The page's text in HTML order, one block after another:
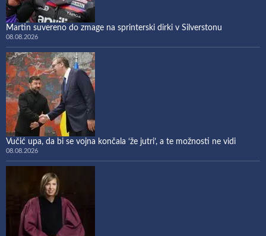
Martin suvereno do zmage na sprinterski dirki v Silverstonu
08.08.2026
Vučić upa, da bi se vojna končala ‘že jutri’, a te možnosti ne vidi
08.08.2026